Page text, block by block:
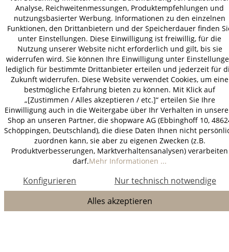
Analyse, Reichweitenmessungen, Produktempfehlungen und
nutzungsbasierter Werbung. Informationen zu den einzelnen
Funktionen, den Drittanbietern und der Speicherdauer finden
unter Einstellungen. Diese Einwilligung ist freiwillig, für die
Nutzung unserer Website nicht erforderlich und gilt, bis sie
widerrufen wird. Sie können Ihre Einwilligung unter
lediglich für bestimmte Drittanbieter erteilen und jederzeit für
Zukunft widerrufen. Diese Website verwendet Cookies, um eine
bestmögliche Erfahrung bieten zu können. Mit Klick auf
„[Zustimmen / Alles akzeptieren / etc.]“ erteilen Sie Ihre
Einwilligung auch in die Weitergabe über Ihr Verhalten in
Shop an unseren Partner, die shopware AG (Ebbinghoff 10,
Schöppingen, Deutschland), die diese Daten Ihnen nicht
zuordnen kann, sie aber zu eigenen Zwecken (z.B.
Produktverbesserungen, Marktverhaltensanalysen) verarbeiten
darf.Mehr Informationen ...
Nur technisch notwendige
Konfigurieren
Alles akzeptieren